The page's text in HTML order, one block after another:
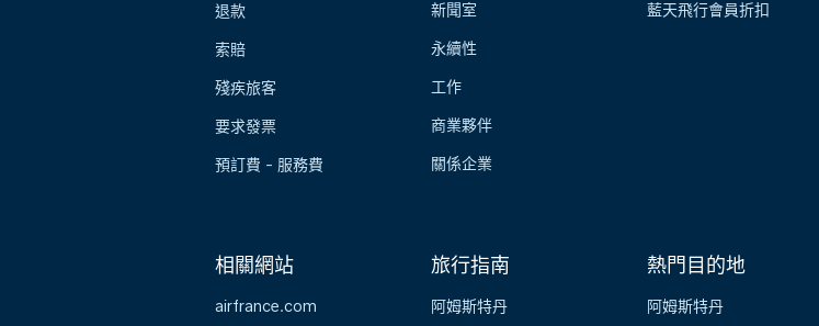
退款
索賠
殘疾旅客
要求發票
預訂費 - 服務費
新聞室
永續性
工作
商業夥伴
關係企業
藍天飛行會員折扣
相關網站
airfrance.com
旅行指南
阿姆斯特丹
熱門目的地
阿姆斯特丹